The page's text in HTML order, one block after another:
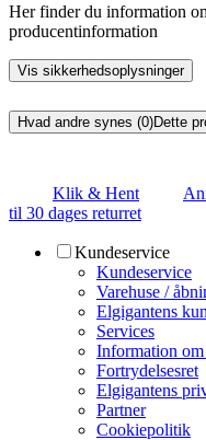
Her finder du information
producentinformation
Vis sikkerhedsoplysninger
Hvad andre synes (0)Dette
Klik & Hent
til 30 dages returret
Kundeservice
Kundeservice
Varehuse /
Elgigantens
Services
Information
Fortrydelsesret
Elgigantens
Partner
Cookiepolitik